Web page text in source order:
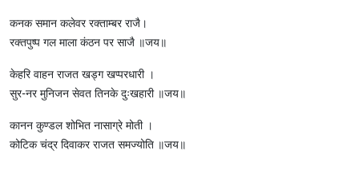
कनक समान कलेवर रक्ताम्बर राजै।
रक्तपुष्प गल माला कंठन पर साजै ॥जय॥
केहरि वाहन राजत खड्ग खप्परधारी ।
सुर-नर मुनिजन सेवत तिनके दुःखहारी ॥जय॥
कानन कुण्डल शोभित नासाग्रे मोती ।
कोटिक चंद्र दिवाकर राजत समज्योति ॥जय॥